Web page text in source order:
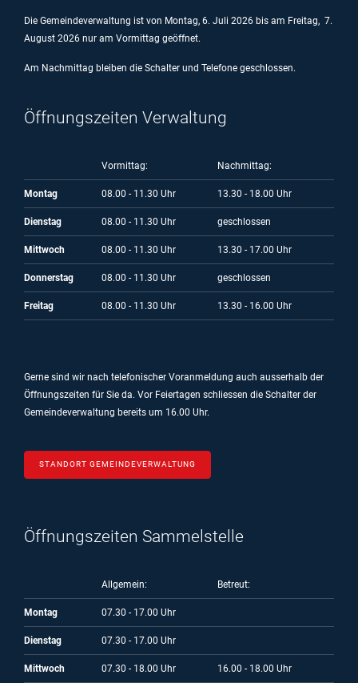
Die Gemeindeverwaltung ist von Montag, 6. Juli 2026 bis am Freitag, 7.
August 2026 nur am Vormittag geöffnet.
Am Nachmittag bleiben die Schalter und Telefone geschlossen.
Öffnungszeiten Verwaltung
Vormittag: Nachmittag:
Montag 08.00 - 11.30 Uhr 13.30 - 18.00 Uhr
Dienstag 08.00 - 11.30 Uhr geschlossen
Mittwoch 08.00 - 11.30 Uhr 13.30 - 17.00 Uhr
Donnerstag 08.00 - 11.30 Uhr geschlossen
Freitag 08.00 - 11.30 Uhr 13.30 - 16.00 Uhr
Gerne sind wir nach telefonischer Voranmeldung auch ausserhalb der
Öffnungszeiten für Sie da. Vor Feiertagen schliessen die Schalter der
Gemeindeverwaltung bereits um 16.00 Uhr.
STANDORT GEMEINDEVERWALTUNG
Öffnungszeiten Sammelstelle
Allgemein: Betreut:
Montag 07.30 - 17.00 Uhr
Dienstag 07.30 - 17.00 Uhr
Mittwoch 07.30 - 18.00 Uhr 16.00 - 18.00 Uhr